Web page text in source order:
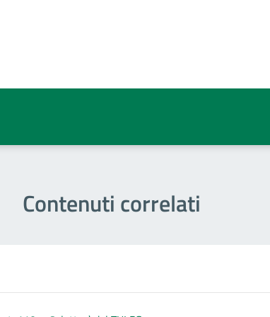
5
5
Contenuti correlati